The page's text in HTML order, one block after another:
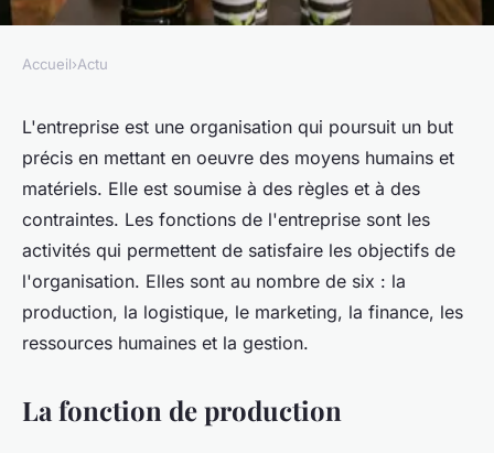
Quelles sont les 6 fonctions de
l'entreprise ?
Théo•24 octobre 2022•3 min de lecture
Accueil›Actu
L'entreprise est une organisation qui poursuit un but
précis en mettant en oeuvre des moyens humains et
matériels. Elle est soumise à des règles et à des
contraintes. Les fonctions de l'entreprise sont les
activités qui permettent de satisfaire les objectifs de
l'organisation. Elles sont au nombre de six : la
production, la logistique, le marketing, la finance, les
ressources humaines et la gestion.
La fonction de production